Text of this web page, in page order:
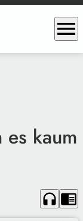
menu
kaum
headphones chrome_reader_mode